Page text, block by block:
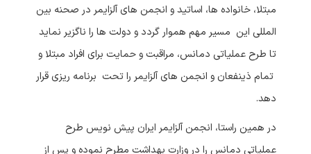
مبتلا، خانواده ها، اساتید و انجمن های آلزایمر در صحنه بین
المللی این مسیر مهم هموار گردد و دولت ها را ناگزیر نماید
تا طرح عملیاتی دمانس، مراقبت و حمایت برای افراد مبتلا و
تمام ذینفعان و انجمن های آلزایمر را تحت برنامه ریزی قرار
دهد.
در همین راستا، انجمن آلزایمر ایران پیش نویس طرح
عملیاتی دمانس را در وزارت بهداشت مطرح نموده و پس از